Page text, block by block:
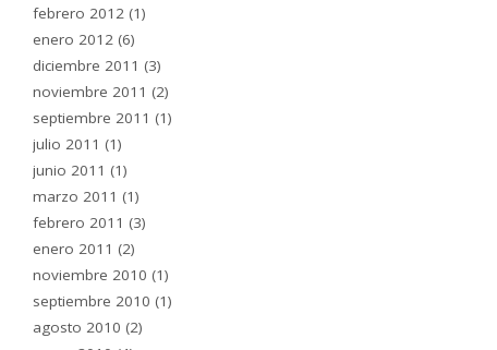
febrero 2012 (1)
enero 2012 (6)
diciembre 2011 (3)
noviembre 2011 (2)
septiembre 2011 (1)
julio 2011 (1)
junio 2011 (1)
marzo 2011 (1)
febrero 2011 (3)
enero 2011 (2)
noviembre 2010 (1)
septiembre 2010 (1)
agosto 2010 (2)